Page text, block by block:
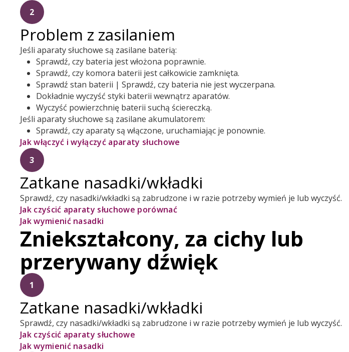
2
Problem z zasilaniem
Jeśli aparaty słuchowe są zasilane baterią:
Sprawdź, czy bateria jest włożona poprawnie.
Sprawdź, czy komora baterii jest całkowicie zamknięta.
Sprawdź stan baterii | Sprawdź, czy bateria nie jest wyczerpana.
Dokładnie wyczyść styki baterii wewnątrz aparatów.
Wyczyść powierzchnię baterii suchą ściereczką.
Jeśli aparaty słuchowe są zasilane akumulatorem:
Sprawdź, czy aparaty są włączone, uruchamiając je ponownie.
Jak włączyć i wyłączyć aparaty słuchowe
3
Zatkane nasadki/wkładki
Sprawdź, czy nasadki/wkładki są zabrudzone i w razie potrzeby wymień je lub wyczyść.
Jak czyścić aparaty słuchowe porównać
Jak wymienić nasadki
Zniekształcony, za cichy lub
przerywany dźwięk
1
Zatkane nasadki/wkładki
Sprawdź, czy nasadki/wkładki są zabrudzone i w razie potrzeby wymień je lub wyczyść.
Jak czyścić aparaty słuchowe
Jak wymienić nasadki